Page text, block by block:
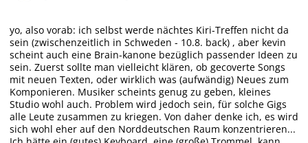
yo, also vorab: ich selbst werde nächtes Kiri-Treffen nicht da
sein (zwischenzeitlich in Schweden - 10.8. back) , aber kevin
scheint auch eine Brain-kanone bezüglich passender Ideen zu
sein. Zuerst sollte man vielleicht klären, ob gecoverte Songs
mit neuen Texten, oder wirklich was (aufwändig) Neues zum
Komponieren. Musiker scheints genug zu geben, kleines
Studio wohl auch. Problem wird jedoch sein, für solche Gigs
alle Leute zusammen zu kriegen. Von daher denke ich, es wird
sich wohl eher auf den Norddeutschen Raum konzentrieren...